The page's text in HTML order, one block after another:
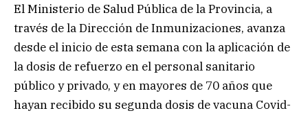
El Ministerio de Salud Pública de la Provincia, a
través de la Dirección de Inmunizaciones, avanza
desde el inicio de esta semana con la aplicación de
la dosis de refuerzo en el personal sanitario
público y privado, y en mayores de 70 años que
hayan recibido su segunda dosis de vacuna Covid-